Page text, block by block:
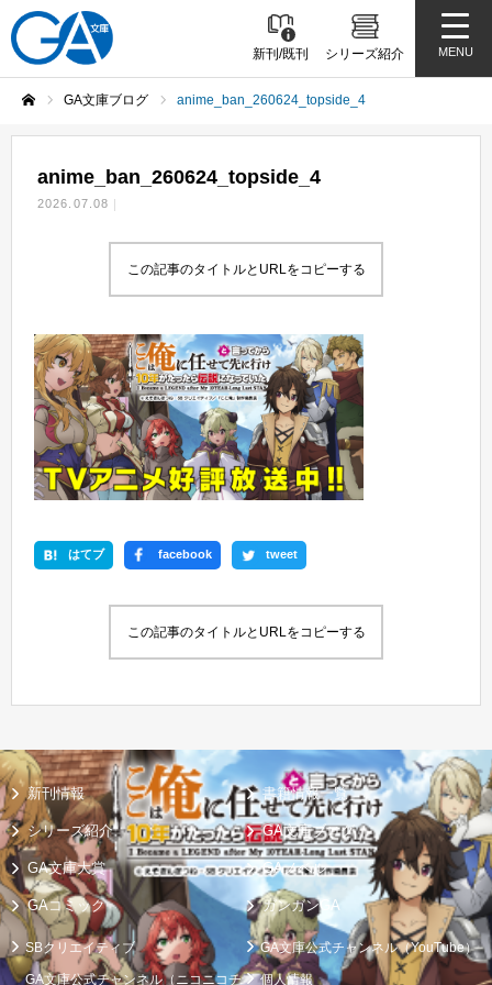
新刊/既刊 シリーズ紹介 MENU
GA文庫ブログ anime_ban_260624_topside_4
anime_ban_260624_topside_4
2026.07.08
この記事のタイトルとURLをコピーする
はてブ facebook tweet
この記事のタイトルとURLをコピーする
新刊情報 書籍情報一覧
シリーズ紹介 GA文庫ブログ
GA文庫大賞 GAノベル
GAコミック ガンガンGA
SBクリエイティブ GA文庫公式チャンネル（YouTube）
GA文庫公式チャンネル（ニコニコチ 個人情報